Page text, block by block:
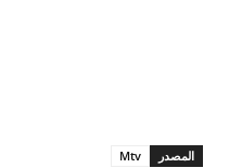
المصدر Mtv